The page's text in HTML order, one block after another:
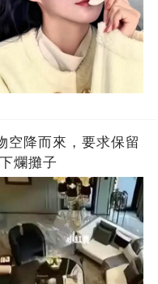
空降而來，要求保留
爛攤子